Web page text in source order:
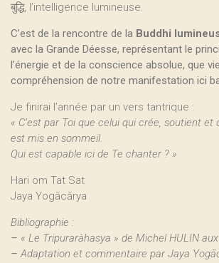
बुद्धि, l’intelligence lumineuse.
C’est de la rencontre de la Buddhi
avec la Grande Déesse, représentant le
l’énergie et de la conscience absolue, que
compréhension de notre manifestation ici
Je finirai l’année par un vers tantrique :
« C’est par Toi que celui qui crée, soutient et
est mis en sommeil.
Qui est capable ici de Te chanter ? »
Hari om Tat Sat
Jaya Yogācārya
Bibliographie :
– « Le Tripuraràhasya » de Michel HULIN
– Adaptation et commentaire par Jaya